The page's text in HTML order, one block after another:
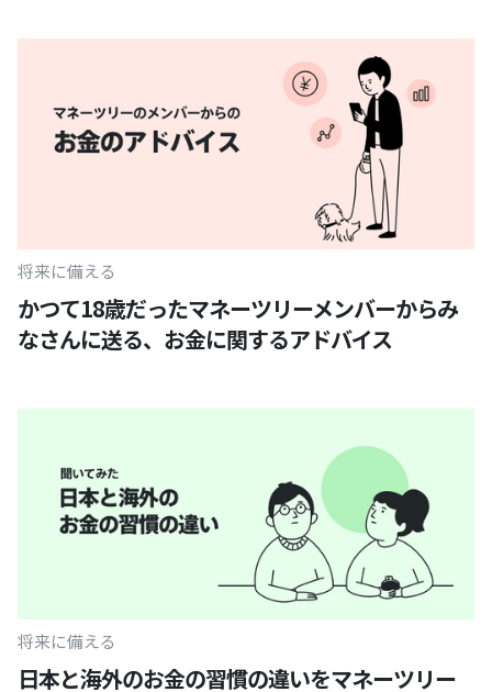
将来に備える
かつて18歳だったマネーツリーメンバーからみ
なさんに送る、お金に関するアドバイス
将来に備える
日本と海外のお金の習慣の違いをマネーツリー